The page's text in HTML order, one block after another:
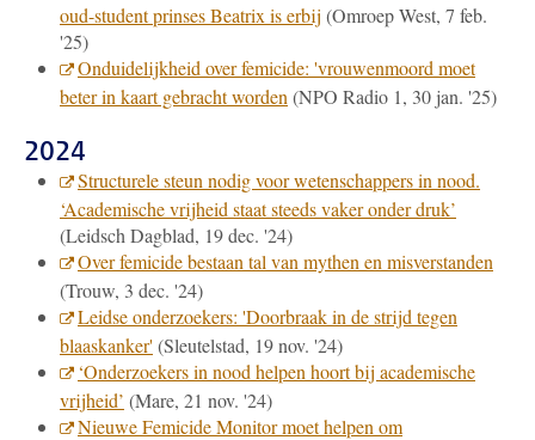
oud-student prinses Beatrix is erbij (Omroep West, 7 feb.
'25)
Onduidelijkheid over femicide: 'vrouwenmoord moet
beter in kaart gebracht worden (NPO Radio 1, 30 jan. '25)
2024
Structurele steun nodig voor wetenschappers in nood.
‘Academische vrijheid staat steeds vaker onder druk’
(Leidsch Dagblad, 19 dec. '24)
Over femicide bestaan tal van mythen en misverstanden
(Trouw, 3 dec. '24)
Leidse onderzoekers: 'Doorbraak in de strijd tegen
blaaskanker' (Sleutelstad, 19 nov. '24)
‘Onder­zoekers in nood helpen hoort bij academische
vrijheid’ (Mare, 21 nov. '24)
Nieuwe Femicide Monitor moet helpen om